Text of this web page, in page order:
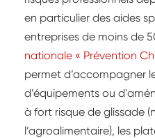
en particulier des aides
entreprises de moins de
nationale « Prévention
permet d’accompagner
d’équipements ou
à fort risque de glissade
l’agroalimentaire), les